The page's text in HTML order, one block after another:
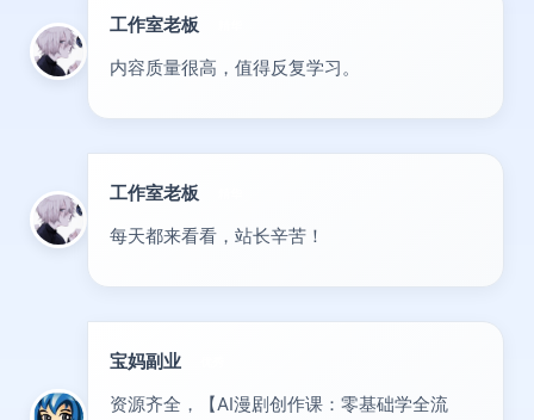
工作室老板
内容质量很高，值得反复学习。
工作室老板
每天都来看看，站长辛苦！
宝妈副业
资源齐全，【AI漫剧创作课：零基础学全流